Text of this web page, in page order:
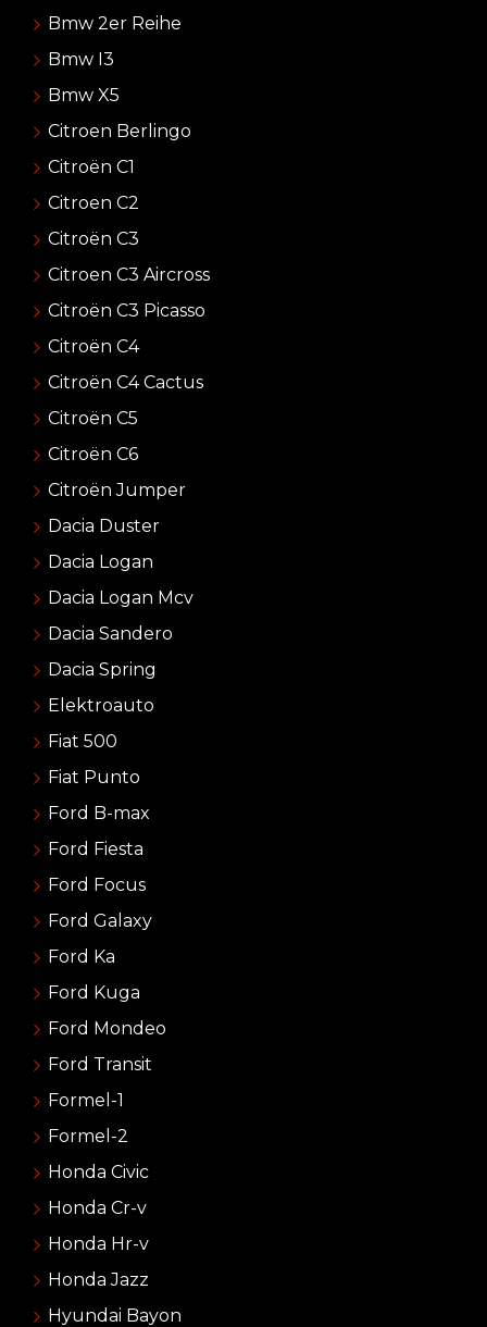
Bmw 2er Reihe
Bmw I3
Bmw X5
Citroen Berlingo
Citroën C1
Citroen C2
Citroën C3
Citroen C3 Aircross
Citroën C3 Picasso
Citroën C4
Citroën C4 Cactus
Citroën C5
Citroën C6
Citroën Jumper
Dacia Duster
Dacia Logan
Dacia Logan Mcv
Dacia Sandero
Dacia Spring
Elektroauto
Fiat 500
Fiat Punto
Ford B-max
Ford Fiesta
Ford Focus
Ford Galaxy
Ford Ka
Ford Kuga
Ford Mondeo
Ford Transit
Formel-1
Formel-2
Honda Civic
Honda Cr-v
Honda Hr-v
Honda Jazz
Hyundai Bayon